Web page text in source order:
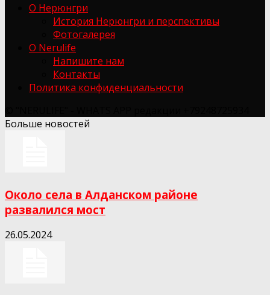
О Нерюнгри
История Нерюнгри и перспективы
Фотогалерея
О Nerulife
Напишите нам
Контакты
Политика конфиденциальности
Больше новостей
Около села в Алданском районе
развалился мост
26.05.2024